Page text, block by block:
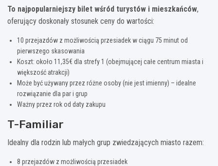
To najpopularniejszy bilet wśród turystów i mieszkańców,
oferujący doskonały stosunek ceny do wartości:
10 przejazdów z możliwością przesiadek w ciągu 75 minut od
pierwszego skasowania
Koszt: około 11,35€ dla strefy 1 (obejmującej całe centrum miasta i
większość atrakcji)
Może być używany przez różne osoby (nie jest imienny) – idealne
rozwiązanie dla par i grup
Ważny przez rok od daty zakupu
T-Familiar
Idealny dla rodzin lub małych grup zwiedzających miasto razem:
8 przejazdów z możliwością przesiadek